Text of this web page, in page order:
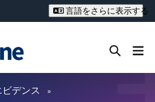
ไทย
言語をさらに表示する
デンス